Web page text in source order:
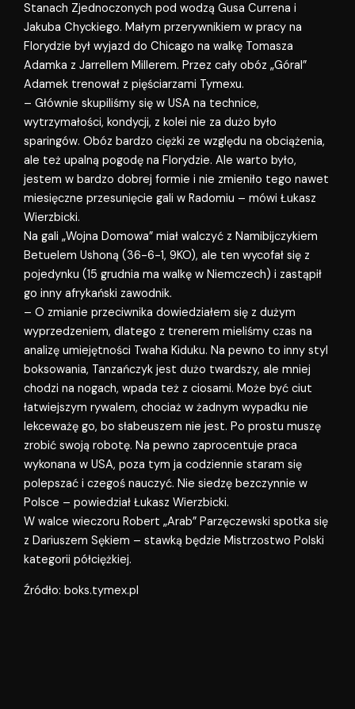
Stanach Zjednoczonych pod wodzą Gusa Currena i
Jakuba Chyckiego. Małym przerywnikiem w pracy na
Florydzie był wyjazd do Chicago na walkę Tomasza
Adamka z Jarrellem Millerem. Przez cały obóz „Góral”
Adamek trenował z pięściarzami Tymexu.
– Głównie skupiliśmy się w USA na technice,
wytrzymałości, kondycji, z kolei nie za dużo było
sparingów. Obóz bardzo ciężki ze względu na obciążenia,
ale też upalną pogodę na Florydzie. Ale warto było,
jestem w bardzo dobrej formie i nie zmieniło tego nawet
miesięczne przesunięcie gali w Radomiu – mówi Łukasz
Wierzbicki.
Na gali „Wojna Domowa” miał walczyć z Namibijczykiem
Betuelem Ushoną (36-6-1, 9KO), ale ten wycofał się z
pojedynku (15 grudnia ma walkę w Niemczech) i zastąpił
go inny afrykański zawodnik.
– O zmianie przeciwnika dowiedziałem się z dużym
wyprzedzeniem, dlatego z trenerem mieliśmy czas na
analizę umiejętności Twaha Kiduku. Na pewno to inny styl
boksowania, Tanzańczyk jest dużo twardszy, ale mniej
chodzi na nogach, wpada też z ciosami. Może być ciut
łatwiejszym rywalem, chociaż w żadnym wypadku nie
lekceważę go, bo słabeuszem nie jest. Po prostu muszę
zrobić swoją robotę. Na pewno zaprocentuje praca
wykonana w USA, poza tym ja codziennie staram się
polepszać i czegoś nauczyć. Nie siedzę bezczynnie w
Polsce – powiedział Łukasz Wierzbicki.
W walce wieczoru Robert „Arab” Parzęczewski spotka się
z Dariuszem Sękiem – stawką będzie Mistrzostwo Polski
kategorii półciężkiej.
Źródło: boks.tymex.pl